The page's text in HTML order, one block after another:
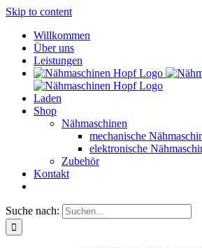
Skip to content
Willkommen
Über uns
Leistungen
Laden
Shop
Nähmaschinen
mechanische
elektronische
Zubehör
Kontakt
Suche nach: